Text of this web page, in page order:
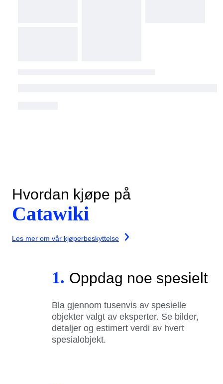
Hvordan kjøpe på
Catawiki
Les mer om vår kjøperbeskyttelse
1. Oppdag noe spesielt
Bla gjennom tusenvis av spesielle
objekter valgt av eksperter. Se bilder,
detaljer og estimert verdi av hvert
spesialobjekt.